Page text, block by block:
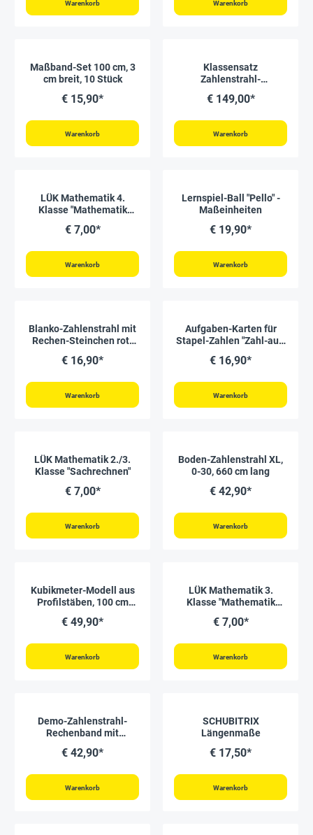
Warenkorb Warenkorb
Maßband-Set 100 cm, 3
cm breit, 10 Stück
€ 15,90*
Warenkorb
Klassensatz
Zahlenstrahl-
tlg., in Box
€ 149,00*
Warenkorb
LÜK Mathematik 4.
Klasse "Mathematik
€ 7,00*
Warenkorb
Lernspiel-Ball "Pello" -
Maßeinheiten
€ 19,90*
Warenkorb
Blanko-Zahlenstrahl mit
Rechen-Steinchen rot-
€ 16,90*
Warenkorb
Aufgaben-Karten für
Stapel-Zahlen "Zahl-auf-
€ 16,90*
Warenkorb
LÜK Mathematik 2./3.
Klasse "Sachrechnen"
€ 7,00*
Warenkorb
Boden-Zahlenstrahl XL,
0-30, 660 cm lang
€ 42,90*
Warenkorb
Kubikmeter-Modell aus
Profilstäben, 100 cm
€ 49,90*
Warenkorb
LÜK Mathematik 3.
Klasse "Mathematik
€ 7,00*
Warenkorb
Demo-Zahlenstrahl-
Rechenband mit
€ 42,90*
Warenkorb
SCHUBITRIX
Längenmaße
€ 17,50*
Warenkorb